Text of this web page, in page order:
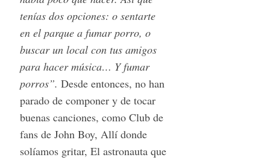
tenías dos opciones: o sentarte
en el parque a fumar porro, o
buscar un local con tus amigos
para hacer música… Y fumar
porros”. Desde entonces, no han
parado de componer y de tocar
buenas canciones, como Club de
fans de John Boy, Allí donde
solíamos gritar, El astronauta que